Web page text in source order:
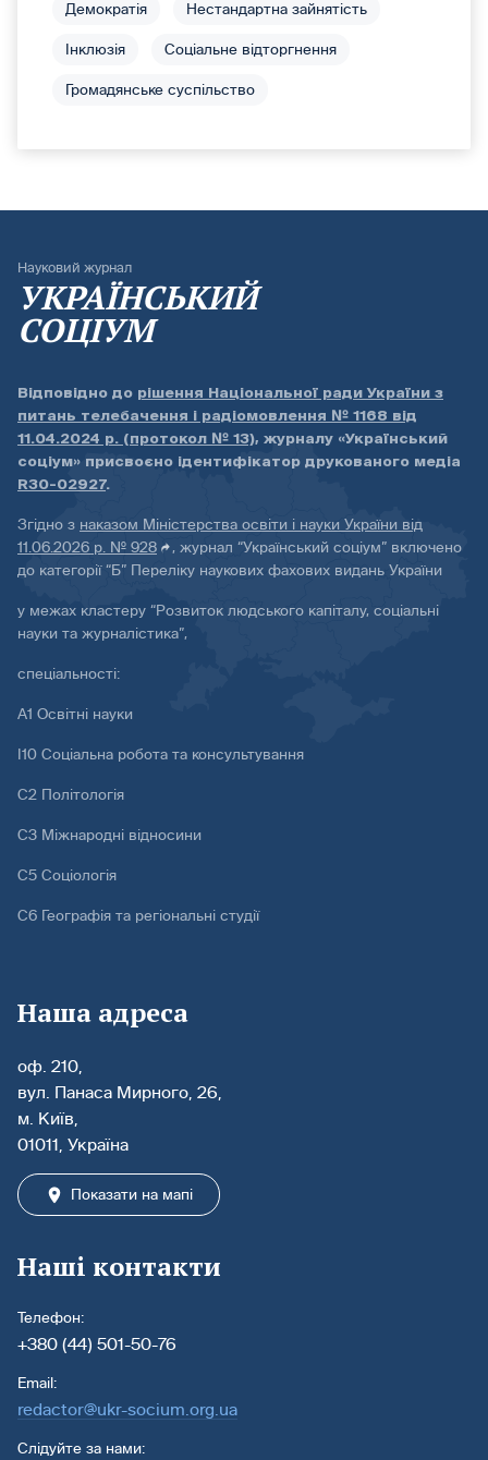
Демократія Нестандартна зайнятість
Інклюзія Соціальне відторгнення
Громадянське суспільство
Науковий журнал
УКРАЇНСЬКИЙ
СОЦІУМ
Відповідно до рішення Національної ради України з
питань телебачення і радіомовлення № 1168 від
11.04.2024 р. (протокол № 13), журналу «Український
соціум» присвоєно ідентифікатор друкованого медіа
R30-02927.
Згідно з наказом Міністерства освіти і науки України від
11.06.2026 р. № 928
, журнал “Український соціум” включено
до категорії “Б” Переліку наукових фахових видань України
у межах кластеру “Розвиток людського капіталу, соціальні
науки та журналістика”,
спеціальності:
А1 Освітні науки
І10 Соціальна робота та консультування
С2 Політологія
С3 Міжнародні відносини
С5 Соціологія
С6 Географія та регіональні студії
Наша адреса
оф. 210,
вул. Панаса Мирного, 26,
м. Київ,
01011, Україна
Показати на мапі
Наші контакти
Телефон:
+380 (44) 501-50-76
Email:
redactor@ukr-socium.org.ua
Слідуйте за нами: